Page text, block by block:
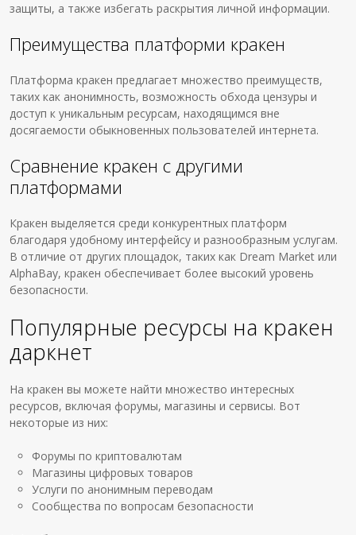
защиты, а также избегать раскрытия личной информации.
Преимущества платформи кракен
Платформа кракен предлагает множество преимуществ,
таких как анонимность, возможность обхода цензуры и
доступ к уникальным ресурсам, находящимся вне
досягаемости обыкновенных пользователей интернета.
Сравнение кракен с другими
платформами
Кракен выделяется среди конкурентных платформ
благодаря удобному интерфейсу и разнообразным услугам.
В отличие от других площадок, таких как Dream Market или
AlphaBay, кракен обеспечивает более высокий уровень
безопасности.
Популярные ресурсы на кракен
даркнет
На кракен вы можете найти множество интересных
ресурсов, включая форумы, магазины и сервисы. Вот
некоторые из них:
Форумы по криптовалютам
Магазины цифровых товаров
Услуги по анонимным переводам
Сообщества по вопросам безопасности